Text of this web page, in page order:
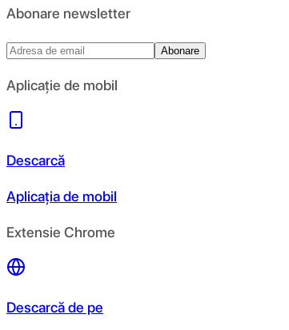
Abonare newsletter
Abonare
Aplicație de mobil
Descarcă
Aplicația de mobil
Extensie Chrome
Descarcă de pe